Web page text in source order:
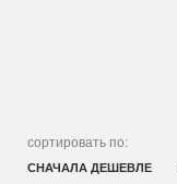
сортировать по:
СНАЧАЛА ДЕШЕВЛЕ